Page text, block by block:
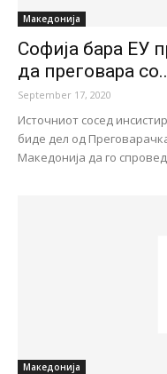
Македонија
Софија бара ЕУ
да преговара
September 17, 2020
Источниот сосед
биде дел од
Македонија да го
Македонија